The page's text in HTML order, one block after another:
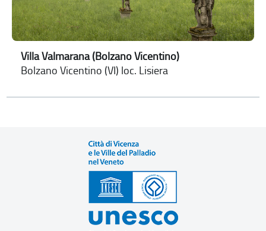
Villa Valmarana (Bolzano Vicentino)
Bolzano Vicentino (VI) loc. Lisiera